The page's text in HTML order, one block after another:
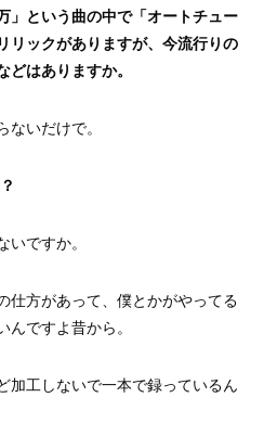
」という曲の中で「オートチュー
リックがありますが、今流行りの
はありますか。
ないだけで。
いですか。
仕方があって、僕とかがやってる
んですよ昔から。
加工しないで一本で録っているん